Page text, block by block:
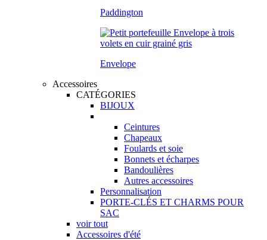
Paddington
Envelope
Accessoires
CATÉGORIES
BIJOUX
Ceintures
Chapeaux
Foulards et soie
Bonnets et écharpes
Bandoulières
Autres accessoires
Personnalisation
PORTE-CLÉS ET CHARMS POUR
SAC
voir tout
Accessoires d'été